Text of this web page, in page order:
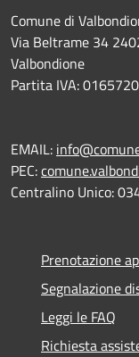
Comune di
Via Beltrame 34
Valbondione
Partita IVA:
EMAIL:
PEC:
Centralino Unico:
Prenotazione
Segnalazione
Leggi le FAQ
Richiesta